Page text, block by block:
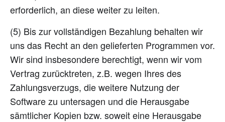
erforderlich, an diese weiter zu leiten.
(5) Bis zur vollständigen Bezahlung behalten wir
uns das Recht an den gelieferten Programmen vor.
Wir sind insbesondere berechtigt, wenn wir vom
Vertrag zurücktreten, z.B. wegen Ihres des
Zahlungsverzugs, die weitere Nutzung der
Software zu untersagen und die Herausgabe
sämtlicher Kopien bzw. soweit eine Herausgabe